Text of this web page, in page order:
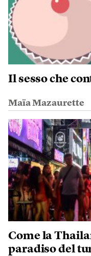
Il sesso che
Maïa Mazaurette
Come la
paradiso del